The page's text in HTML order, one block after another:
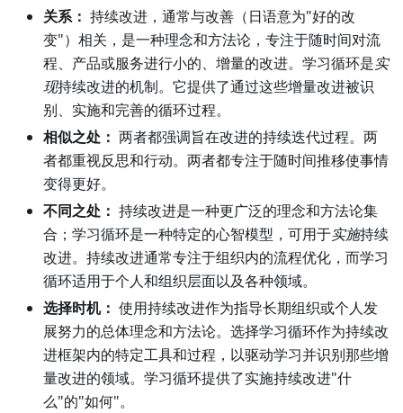
关系： 持续改进，通常与改善（日语意为"好的改
变"）相关，是一种理念和方法论，专注于随时间对流
程、产品或服务进行小的、增量的改进。学习循环是实
现持续改进的机制。它提供了通过这些增量改进被识
别、实施和完善的循环过程。
相似之处： 两者都强调旨在改进的持续迭代过程。两
者都重视反思和行动。两者都专注于随时间推移使事情
变得更好。
不同之处： 持续改进是一种更广泛的理念和方法论集
合；学习循环是一种特定的心智模型，可用于实施持续
改进。持续改进通常专注于组织内的流程优化，而学习
循环适用于个人和组织层面以及各种领域。
选择时机： 使用持续改进作为指导长期组织或个人发
展努力的总体理念和方法论。选择学习循环作为持续改
进框架内的特定工具和过程，以驱动学习并识别那些增
量改进的领域。学习循环提供了实施持续改进"什
么"的"如何"。